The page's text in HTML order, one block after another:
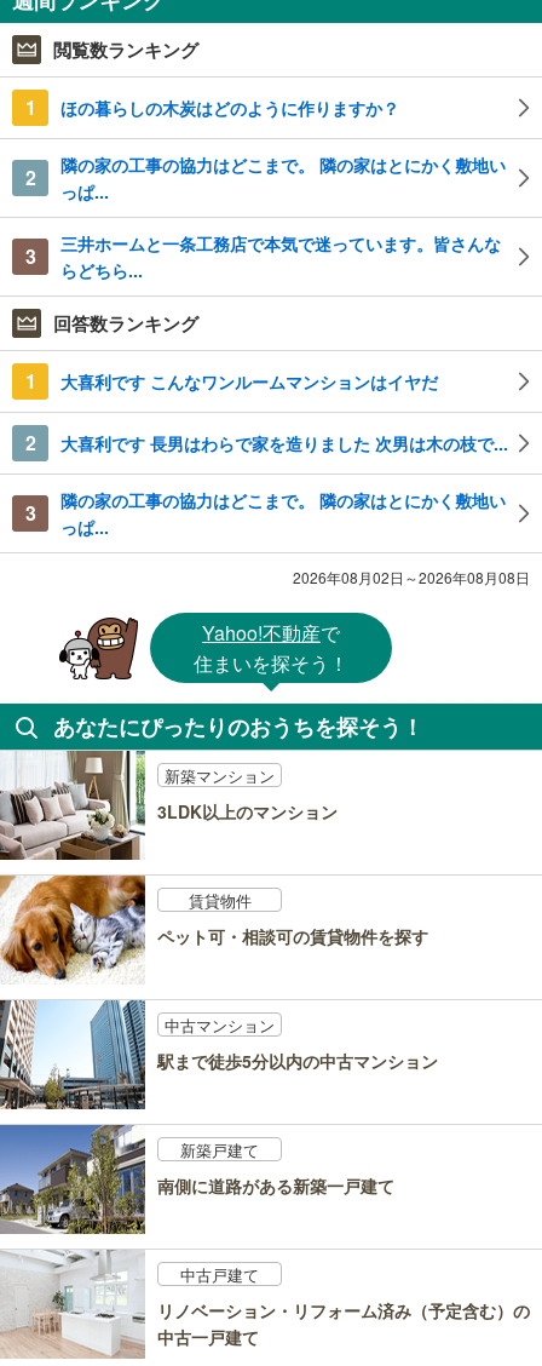
閲覧数ランキング
1 ほの暮らしの木炭はどのように作りますか？
2
隣の家の工事の協力はどこまで。 隣の家はとにかく敷地い
っぱ...
3
三井ホームと一条工務店で本気で迷っています。皆さんな
らどちら...
回答数ランキング
1 大喜利です こんなワンルームマンションはイヤだ
2 大喜利です 長男はわらで家を造りました 次男は木の枝で...
3
隣の家の工事の協力はどこまで。 隣の家はとにかく敷地い
っぱ...
2026年08月02日～2026年08月08日
Yahoo!不動産で
住まいを探そう！
あなたにぴったりのおうちを探そう！
新築マンション
3LDK以上のマンション
賃貸物件
ペット可・相談可の賃貸物件を探す
中古マンション
駅まで徒歩5分以内の中古マンション
新築戸建て
南側に道路がある新築一戸建て
中古戸建て
リノベーション・リフォーム済み（予定含む）の
中古一戸建て